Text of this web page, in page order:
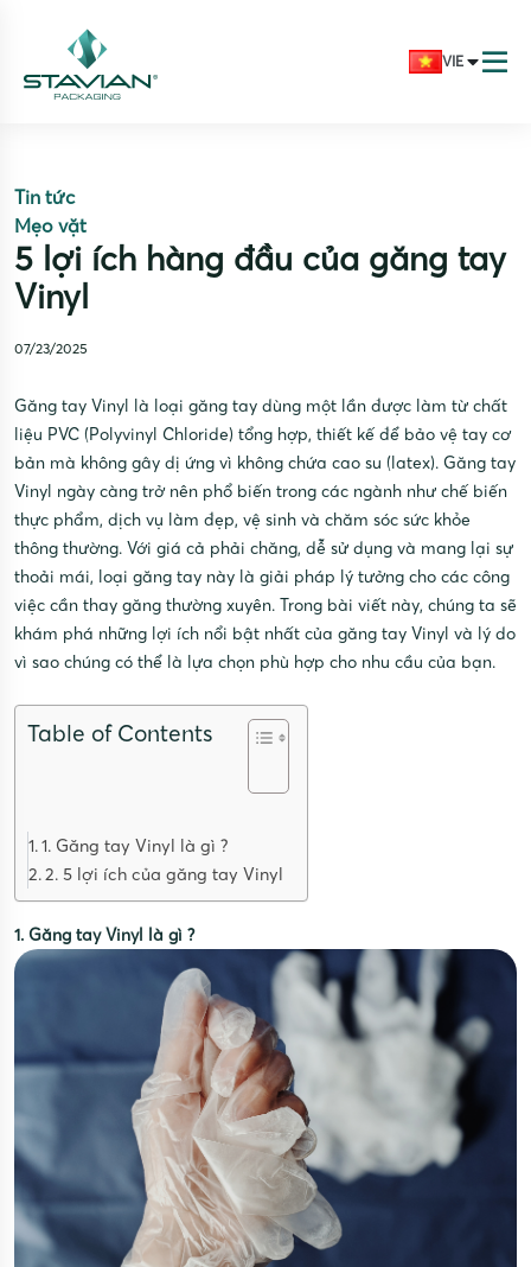
VIE
Tin tức
Mẹo vặt
5 lợi ích hàng đầu của găng tay
Vinyl
07/23/2025
Găng tay Vinyl là loại găng tay dùng một lần được làm từ chất
liệu PVC (Polyvinyl Chloride) tổng hợp, thiết kế để bảo vệ tay cơ
bản mà không gây dị ứng vì không chứa cao su (latex). Găng tay
Vinyl ngày càng trở nên phổ biến trong các ngành như chế biến
thực phẩm, dịch vụ làm đẹp, vệ sinh và chăm sóc sức khỏe
thông thường. Với giá cả phải chăng, dễ sử dụng và mang lại sự
thoải mái, loại găng tay này là giải pháp lý tưởng cho các công
việc cần thay găng thường xuyên. Trong bài viết này, chúng ta sẽ
khám phá những lợi ích nổi bật nhất của găng tay Vinyl và lý do
vì sao chúng có thể là lựa chọn phù hợp cho nhu cầu của bạn.
Table of Contents
1. Găng tay Vinyl là gì ?
2. 5 lợi ích của găng tay Vinyl
1. Găng tay Vinyl là gì ?